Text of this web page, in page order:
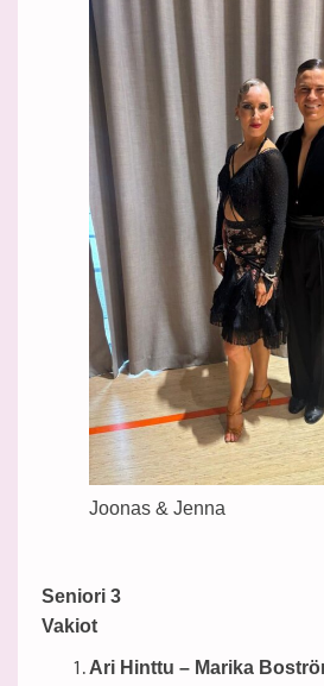
Joonas & Jenna
Seniori 3
Vakiot
Ari Hinttu – Marika